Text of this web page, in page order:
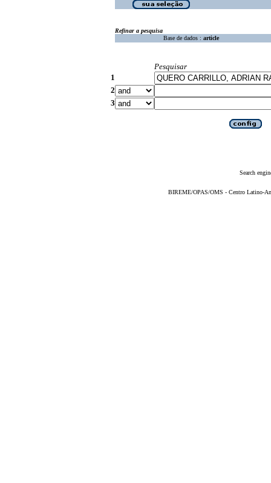
Refinar a pesquisa
Base de dados : article
Pesquisar
1
2
3
Search
BIREME/OPAS/OMS - Centro Latino-